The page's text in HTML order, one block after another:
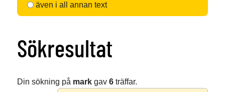
även i all annan text
Sökresultat
Din sökning på markgav 6träffar.